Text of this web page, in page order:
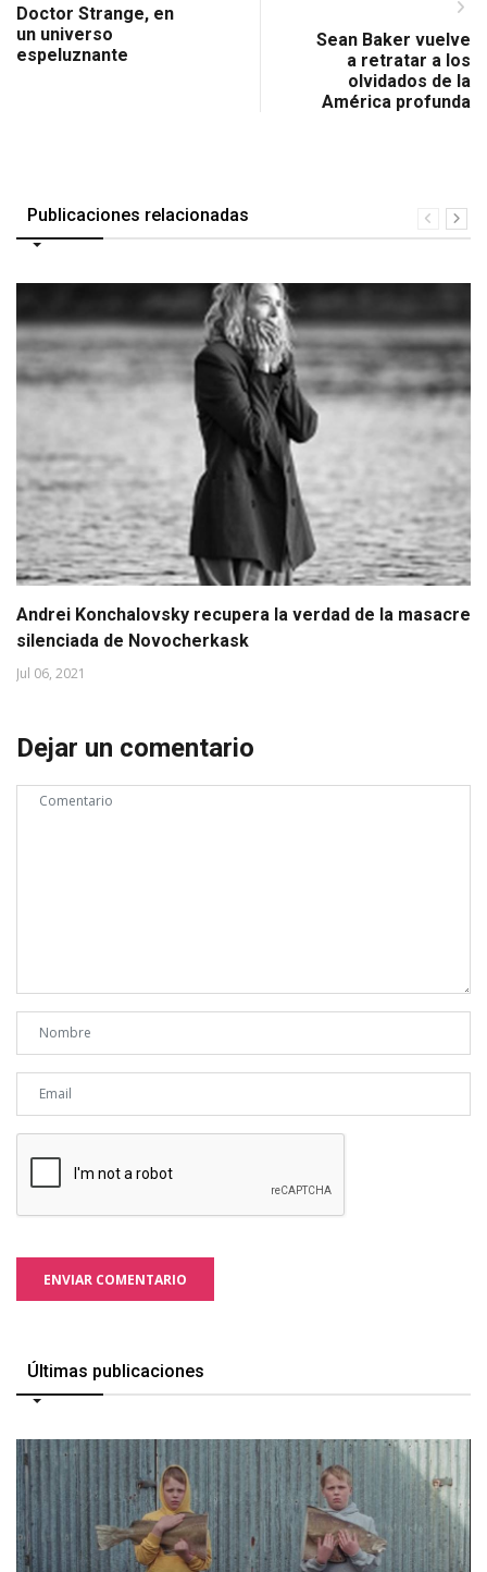
Doctor Strange, en
un universo
espeluznante
Sean Baker vuelve
a retratar a los
olvidados de la
América profunda
Publicaciones relacionadas
Andrei Konchalovsky recupera la verdad de la masacre
silenciada de Novocherkask
Jul 06, 2021
Dejar un comentario
ENVIAR COMENTARIO
Últimas publicaciones